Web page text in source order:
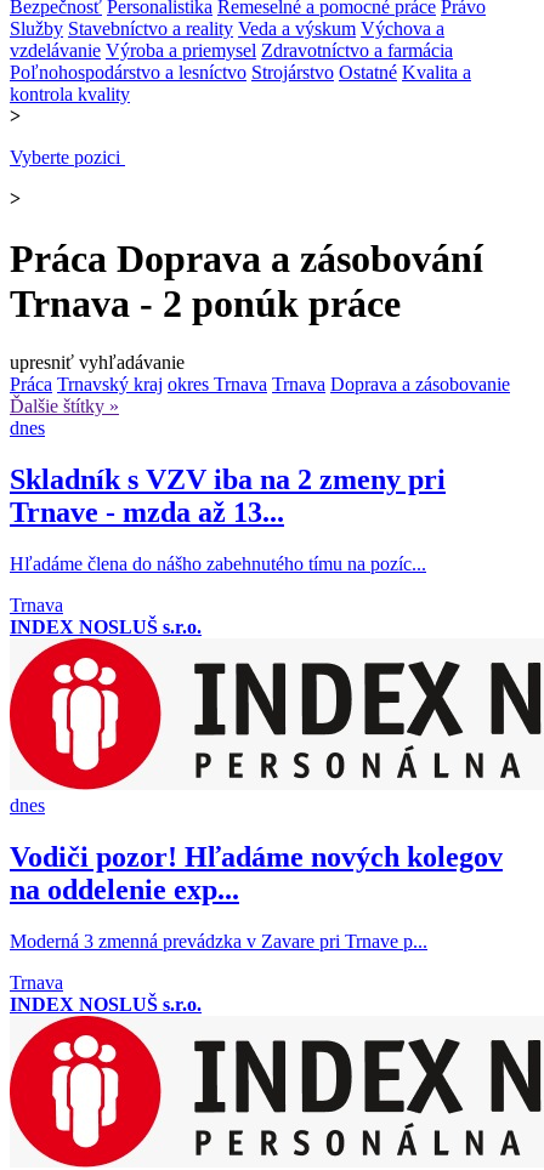
Bezpečnosť Personalistika Remeselné a pomocné práce Právo
Služby Stavebníctvo a reality Veda a výskum Výchova a
vzdelávanie Výroba a priemysel Zdravotníctvo a farmácia
Poľnohospodárstvo a lesníctvo Strojárstvo Ostatné Kvalita a
kontrola kvality
>
Vyberte pozici
>
Práca Doprava a zásobování
Trnava - 2 ponúk práce
upresniť vyhľadávanie
Práca Trnavský kraj okres Trnava Trnava Doprava a zásobovanie
Ďalšie štítky »
dnes
Skladník s VZV iba na 2 zmeny pri
Trnave - mzda až 13...
Hľadáme člena do nášho zabehnutého tímu na pozíc...
Trnava
INDEX NOSLUŠ s.r.o.
dnes
Vodiči pozor! Hľadáme nových kolegov
na oddelenie exp...
Moderná 3 zmenná prevádzka v Zavare pri Trnave p...
Trnava
INDEX NOSLUŠ s.r.o.